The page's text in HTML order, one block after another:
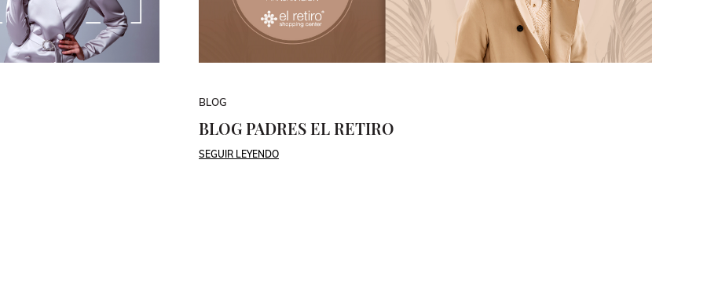
BLOG
BLOG PADRES EL RETIRO
SEGUIR LEYENDO